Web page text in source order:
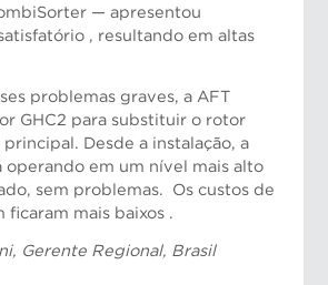
— apresentou
, resultando em altas
problemas graves, a AFT
GHC2 para substituir o rotor
principal. Desde a instalação, a
operando em um nível mais alto
sem problemas. Os custos de
mais baixos .
Gerente Regional, Brasil
Engenheiro de Aplicações